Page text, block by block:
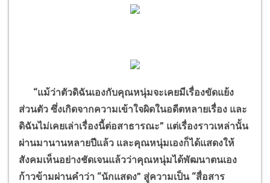
“แม้ว่าตัวดิฉันเองกับคุณหนุ่มจะเคยมีเรื่องขัดแย้ง
ส่วนตัว ซึ่งเกิดจากความเข้าใจผิดในอดีตหลายเรื่อง และ
ดิฉันไม่เคยเล่าเรื่องนี้ต่อสาธารณะ” แต่เรื่องราวเหล่านั้น
ผ่านมานานหลายปีแล้ว และคุณหนุ่มเองก็ได้แสดงให้
สังคมเห็นอย่างชัดเจนแล้วว่าคุณหนุ่มได้พัฒนาตนเอง
ก้าวข้ามผ่านคำว่า “นักแสดง” สู่ความเป็น “สื่อสาร